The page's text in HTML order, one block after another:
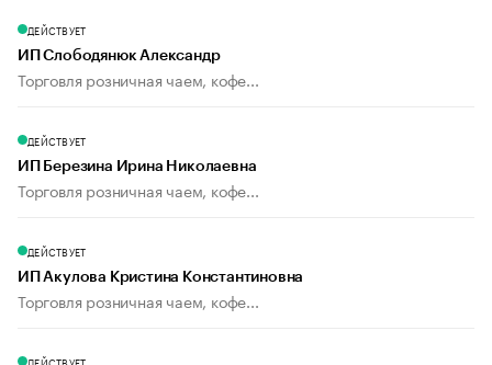
ДЕЙСТВУЕТ
ИП Слободянюк Александр
Торговля розничная чаем, кофе...
ДЕЙСТВУЕТ
ИП Березина Ирина Николаевна
Торговля розничная чаем, кофе...
ДЕЙСТВУЕТ
ИП Акулова Кристина Константиновна
Торговля розничная чаем, кофе...